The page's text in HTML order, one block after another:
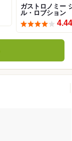
ガストロノミー
ル・ロブション
4.44